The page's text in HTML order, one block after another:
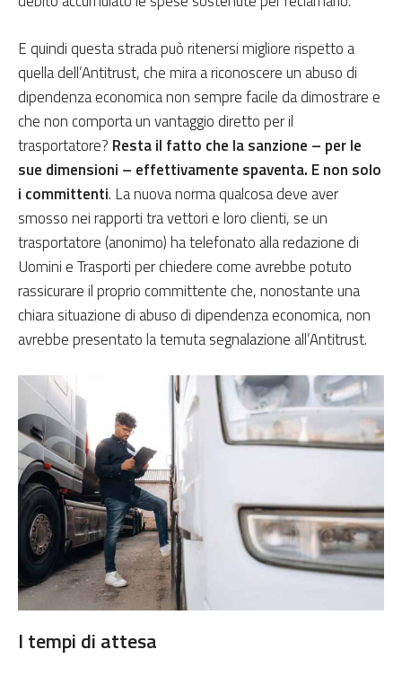
E quindi questa strada può ritenersi migliore rispetto a
quella dell’Antitrust, che mira a riconoscere un abuso di
dipendenza economica non sempre facile da dimostrare e
che non comporta un vantaggio diretto per il
trasportatore? Resta il fatto che la sanzione – per le
sue dimensioni – effettivamente spaventa. E non solo
i committenti. La nuova norma qualcosa deve aver
smosso nei rapporti tra vettori e loro clienti, se un
trasportatore (anonimo) ha telefonato alla redazione di
Uomini e Trasporti per chiedere come avrebbe potuto
rassicurare il proprio committente che, nonostante una
chiara situazione di abuso di dipendenza economica, non
avrebbe presentato la temuta segnalazione all’Antitrust.
I tempi di attesa